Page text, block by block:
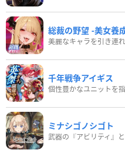
総裁の野望 -美女養
美麗なキャラを引き連
千年戦争アイギス
個性豊かなユニットを
ミナシゴノシゴト